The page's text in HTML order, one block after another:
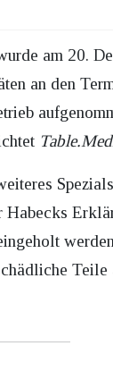
am 20.
an den
Teile